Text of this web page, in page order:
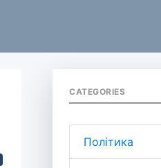
CATEGORIES
Політика